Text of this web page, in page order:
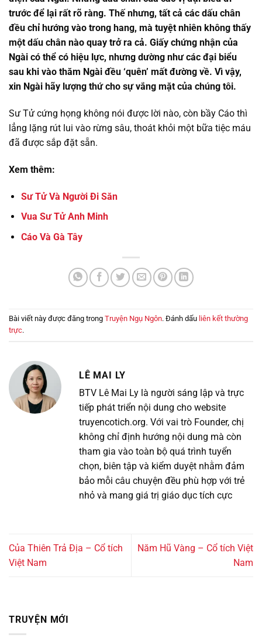
trước để lại rất rõ ràng. Thế nhưng, tất cả các dấu chân
đều chỉ hướng vào trong hang, mà tuyệt nhiên không thấy
một dấu chân nào quay trở ra cả. Giấy chứng nhận của
Ngài có thể có hiệu lực, nhưng dường như các đại biểu
sau khi vào thăm Ngài đều ‘quên’ mất đường về. Vì vậy,
xin Ngài hãy lượng thứ cho sự vắng mặt của chúng tôi.
Sư Tử cứng họng không nói được lời nào, còn bầy Cáo thì
lẳng lặng rút lui vào rừng sâu, thoát khỏi một bữa tiệc máu
đã được sắp đặt sẵn.
Xem thêm:
Sư Tử Và Người Đi Săn
Vua Sư Tử Anh Minh
Cáo Và Gà Tây
Bài viết này được đăng trong Truyện Ngụ Ngôn. Đánh dấu liên kết thường
trực.
LÊ MAI LY
BTV Lê Mai Ly là người sáng lập và trực
tiếp phát triển nội dung cho website
truyencotich.org. Với vai trò Founder, chị
không chỉ định hướng nội dung mà còn
tham gia vào toàn bộ quá trình tuyển
chọn, biên tập và kiểm duyệt nhằm đảm
bảo mỗi câu chuyện đều phù hợp với trẻ
nhỏ và mang giá trị giáo dục tích cực
Của Thiên Trả Địa – Cổ tích
Việt Nam
Năm Hũ Vàng – Cổ tích Việt
Nam
TRUYỆN MỚI